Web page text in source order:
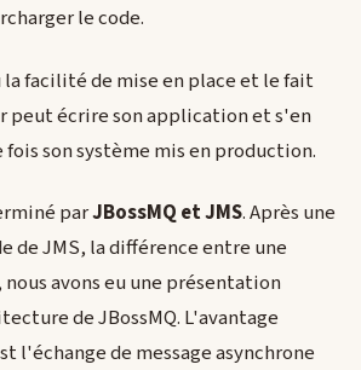
le code.
facilité de mise en place et le fait
peut écrire son application et s'en
fois son système mis en production.
parJBossMQ et JMS. Après une
de JMS, la différence entre une
avons eu une présentation
de JBossMQ. L'avantage
l'échange de message asynchrone